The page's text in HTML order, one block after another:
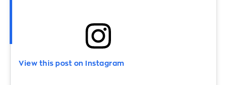
View this post on Instagram